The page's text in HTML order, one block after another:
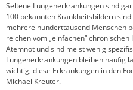
Seltene Lungenerkrankungen sind
100 bekannten Krankheitsbildern
mehrere hunderttausend Menschen
reichen vom „einfachen“
Atemnot und sind meist wenig
Lungenerkrankungen bleiben häufig
wichtig, diese Erkrankungen in den
Michael Kreuter.